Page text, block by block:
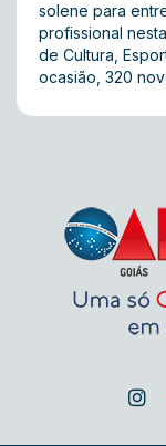
solene para
profissional
de Cultura,
ocasião, 320